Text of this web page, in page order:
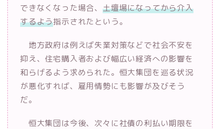
できなくなった場合、土壇場になってから介入
するよう指示されたという。
地方政府は例えば失業対策などで社会不安を
抑え、住宅購入者および幅広い経済への影響を
和らげるよう求められた。恒大集団を巡る状況
が悪化すれば、雇用情勢にも影響が及びそう
だ。
恒大集団は今後、次々に社債の利払い期限を